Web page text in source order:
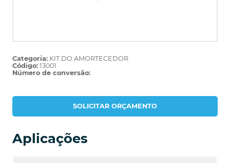
Categoria: KIT DO AMORTECEDOR
Código: 13001
Número de conversão:
SOLICITAR ORÇAMENTO
Aplicações